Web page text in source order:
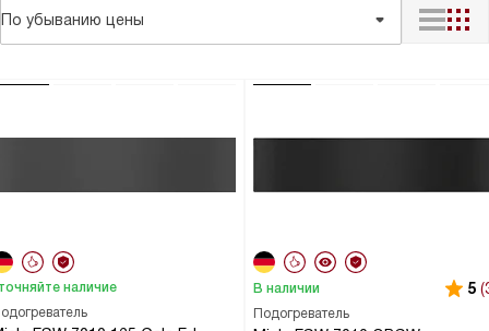
По убыванию цены
наличие
Подогреватель
В наличии 5